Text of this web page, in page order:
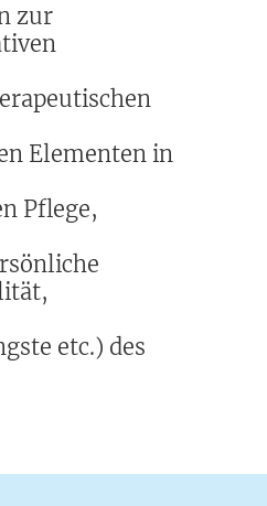
zur
Elementen in
Pflege,
etc.) des